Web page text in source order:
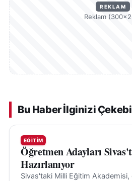
REKLAM
Reklam
Bu Haber İlginizi
EĞITIM
Öğretmen Adayları
Hazırlanıyor
Sivas'taki Milli Eğitim